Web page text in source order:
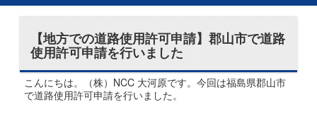
【地方での道路使用許可申請】郡山市で道路
使用許可申請を行いました
こんにちは。（株）NCC 大河原です。今回は福島県郡山市
で道路使用許可申請を行いました。